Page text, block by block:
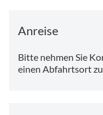
Anreise
Bitte nehmen Sie
einen Abfahrtsort